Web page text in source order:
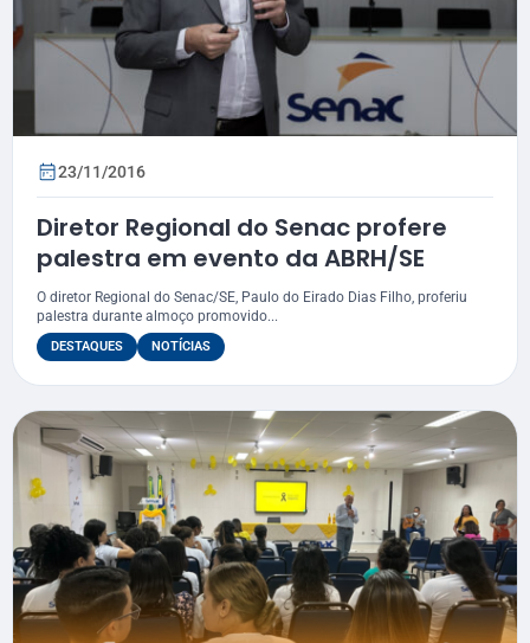
23/11/2016
Diretor Regional do Senac profere
palestra em evento da ABRH/SE
O diretor Regional do Senac/SE, Paulo do Eirado Dias Filho, proferiu
palestra durante almoço promovido...
DESTAQUES NOTÍCIAS